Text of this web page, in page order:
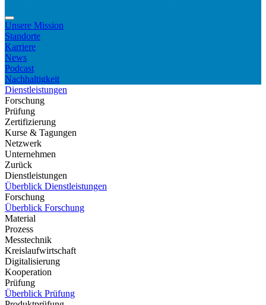
Unsere Mission
Standorte
Karriere
News
Podcast
Nachhaltigkeit
Dienstleistungen
Forschung
Prüfung
Zertifizierung
Kurse & Tagungen
Netzwerk
Unternehmen
Zurück
Dienstleistungen
Überblick Dienstleistungen
Forschung
Überblick Forschung
Material
Prozess
Messtechnik
Kreislaufwirtschaft
Digitalisierung
Kooperation
Prüfung
Überblick Prüfung